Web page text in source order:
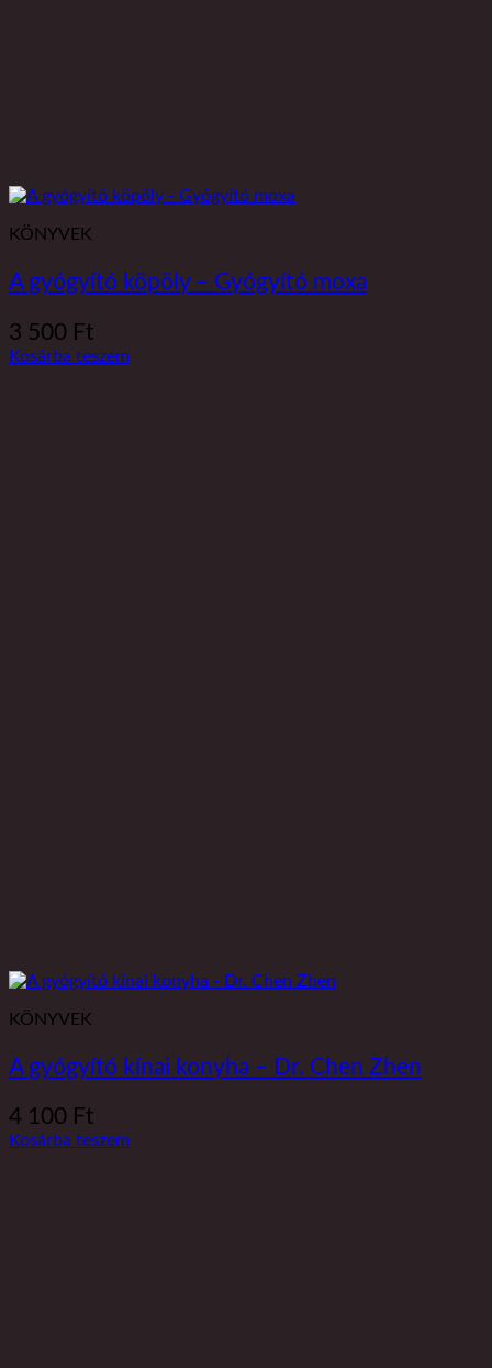
KÖNYVEK
A gyógyító köpöly – Gyógyító moxa
3 500 Ft
Kosárba teszem
KÖNYVEK
A gyógyító kínai konyha – Dr. Chen Zhen
4 100 Ft
Kosárba teszem